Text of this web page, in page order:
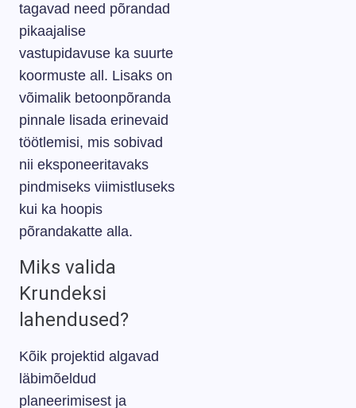
tagavad need põrandad
pikaajalise
vastupidavuse ka suurte
koormuste all. Lisaks on
võimalik betoonpõranda
pinnale lisada erinevaid
töötlemisi, mis sobivad
nii eksponeeritavaks
pindmiseks viimistluseks
kui ka hoopis
põrandakatte alla.
Miks valida
Krundeksi
lahendused?
Kõik projektid algavad
läbimõeldud
planeerimisest ja